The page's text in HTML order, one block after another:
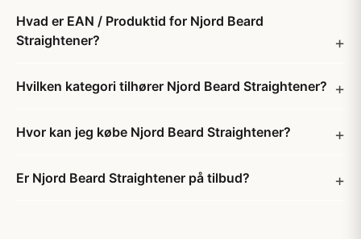
Hvad er EAN / Produktid for Njord Beard
Straightener?
Hvilken kategori tilhører Njord Beard Straightener?
Hvor kan jeg købe Njord Beard Straightener?
Er Njord Beard Straightener på tilbud?